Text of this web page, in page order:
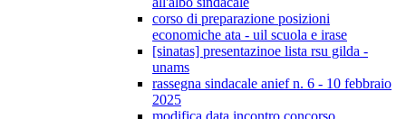
corso di preparazione posizioni
economiche ata - uil scuola e irase
[sinatas] presentazinoe lista rsu gilda -
unams
rassegna sindacale anief n. 6 - 10 febbraio
2025